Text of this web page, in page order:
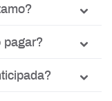
pagar?